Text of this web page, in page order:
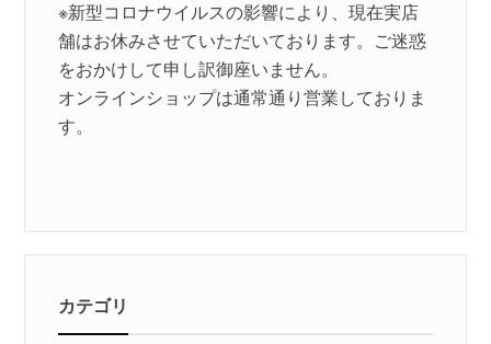
※新型コロナウイルスの影響により、現在実店
舗はお休みさせていただいております。ご迷惑
をおかけして申し訳御座いません。
オンラインショップは通常通り営業しておりま
す。
カテゴリ